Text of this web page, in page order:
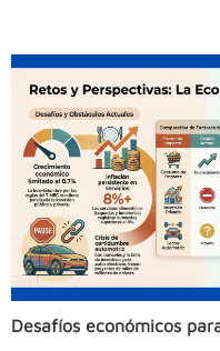
Desafíos económicos